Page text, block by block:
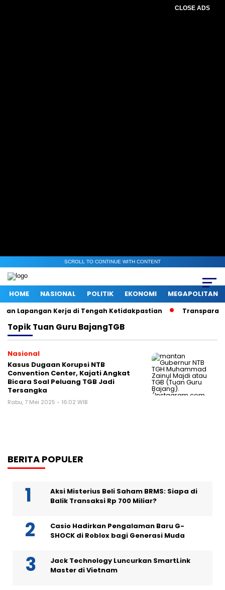
CLOSE ADS
SCROLL TO CONTINUE WITH CONTENT
HOME NASIONAL POLITIK EKONOMI MEGAPOLITAN
Lapangan Kerja di Tengah Ketidakpastian
TopikTuan Guru BajangTGB
Nasional
Kasus Dugaan Korupsi NTB
Convention Center, Kajati Angkat
Bicara Soal Peluang TGB Jadi
Tersangka
Rabu, 7 Mei 2025 - 16:02 WIB
BERITA POPULER
Aksi Misterius Beli Saham BRMS: Siapa di
Balik Transaksi Rp 700 Miliar?
Casio Hadirkan Pengalaman Baru G-
SHOCK di Roblox bagi Generasi Muda
Jack Technology Luncurkan SmartLink
Master di Vietnam